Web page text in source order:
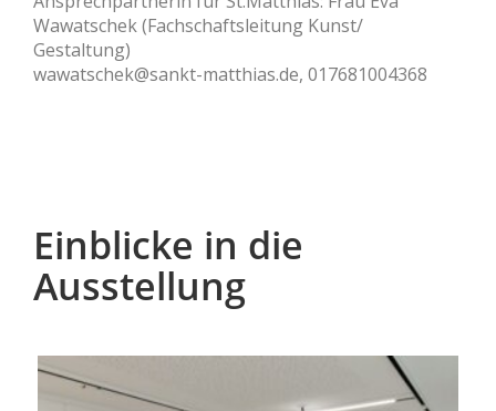
Wawatschek (Fachschaftsleitung Kunst/
Gestaltung)
wawatschek@sankt-matthias.de, 017681004368
Einblicke in die
Ausstellung